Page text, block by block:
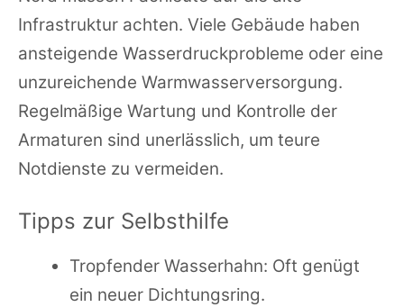
Infrastruktur achten. Viele Gebäude haben
ansteigende Wasserdruckprobleme oder eine
unzureichende Warmwasserversorgung.
Regelmäßige Wartung und Kontrolle der
Armaturen sind unerlässlich, um teure
Notdienste zu vermeiden.
Tipps zur Selbsthilfe
Tropfender Wasserhahn: Oft genügt
ein neuer Dichtungsring.